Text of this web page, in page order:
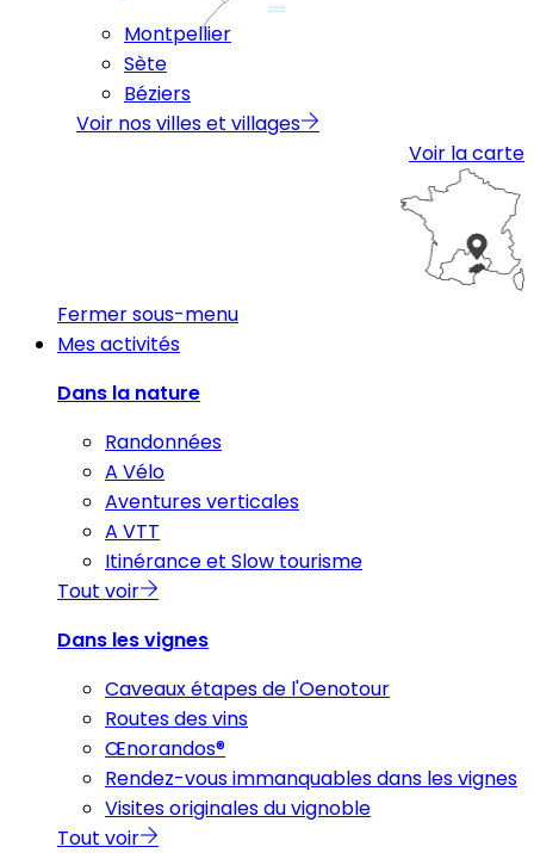
Montpellier
Sète
Béziers
Voir nos villes et villages
Voir la carte
Fermer sous-menu
Mes activités
Dans la nature
Randonnées
A Vélo
Aventures verticales
A VTT
Itinérance et Slow tourisme
Tout voir
Dans les vignes
Caveaux étapes de l'Oenotour
Routes des vins
Œnorandos®
Rendez-vous immanquables dans les vignes
Visites originales du vignoble
Tout voir